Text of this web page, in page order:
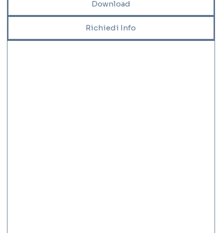
Download
Richiedi Info